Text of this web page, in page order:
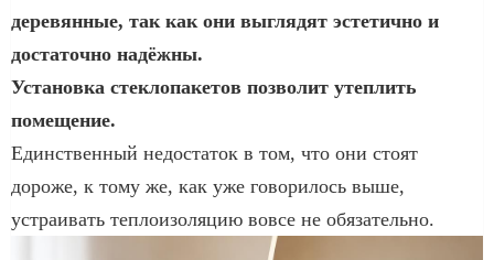
деревянные, так как они выглядят эстетично и
достаточно надёжны.
Установка стеклопакетов позволит утеплить
помещение.
Единственный недостаток в том, что они стоят
дороже, к тому же, как уже говорилось выше,
устраивать теплоизоляцию вовсе не обязательно.